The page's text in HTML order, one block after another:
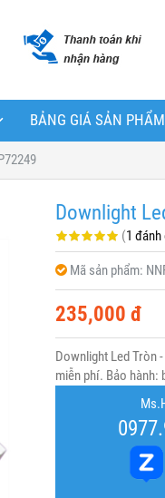
BẢNG GIÁ SẢN PHẨM
Downlight
(1 đánh
Mã sản phẩm:
235,000 đ
Downlight Led Tròn
miễn phí. Bảo hành: